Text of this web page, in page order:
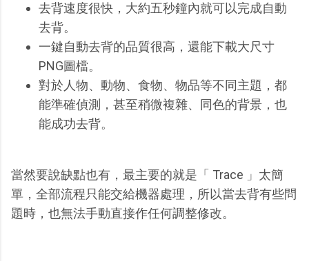
去背速度很快，大約五秒鐘內就可以完成自動
去背。
一鍵自動去背的品質很高，還能下載大尺寸
PNG圖檔。
對於人物、動物、食物、物品等不同主題，都
能準確偵測，甚至稍微複雜、同色的背景，也
能成功去背。
當然要說缺點也有，最主要的就是「 Trace 」太簡
單，全部流程只能交給機器處理，所以當去背有些問
題時，也無法手動直接作任何調整修改。